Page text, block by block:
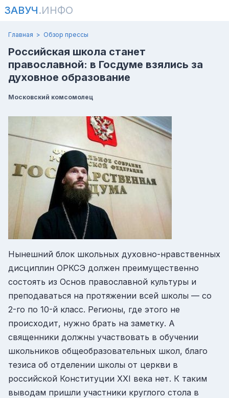
ЗАВУЧ.ИНФО
Главная Обзор прессы
Российская школа станет
православной: в Госдуме взялись за
духовное образование
Московский комсомолец
Нынешний блок школьных духовно-нравственных
дисциплин ОРКСЭ должен преимущественно
состоять из Основ православной культуры и
преподаваться на протяжении всей школы — со
2-го по 10-й класс. Регионы, где этого не
происходит, нужно брать на заметку. А
священники должны участвовать в обучении
школьников общеобразовательных школ, благо
тезиса об отделении школы от церкви в
российской Конституции XXI века нет. К таким
выводам пришли участники круглого стола в